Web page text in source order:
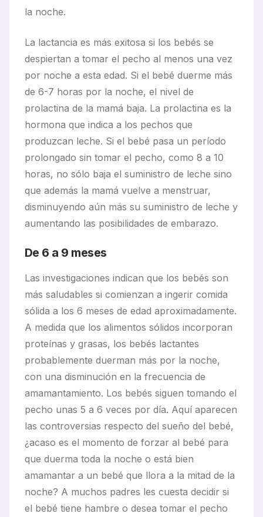
la noche.
La lactancia es más exitosa si los bebés se
despiertan a tomar el pecho al menos una vez
por noche a esta edad. Si el bebé duerme más
de 6-7 horas por la noche, el nivel de
prolactina de la mamá baja. La prolactina es la
hormona que indica a los pechos que
produzcan leche. Si el bebé pasa un período
prolongado sin tomar el pecho, como 8 a 10
horas, no sólo baja el suministro de leche sino
que además la mamá vuelve a menstruar,
disminuyendo aún más su suministro de leche y
aumentando las posibilidades de embarazo.
De 6 a 9 meses
Las investigaciones indican que los bebés son
más saludables si comienzan a ingerir comida
sólida a los 6 meses de edad aproximadamente.
A medida que los alimentos sólidos incorporan
proteínas y grasas, los bebés lactantes
probablemente duerman más por la noche,
con una disminución en la frecuencia de
amamantamiento. Los bebés siguen tomando el
pecho unas 5 a 6 veces por día. Aquí aparecen
las controversias respecto del sueño del bebé,
¿acaso es el momento de forzar al bebé para
que duerma toda la noche o está bien
amamantar a un bebé que llora a la mitad de la
noche? A muchos padres les cuesta decidir si
el bebé tiene hambre o desea tomar el pecho